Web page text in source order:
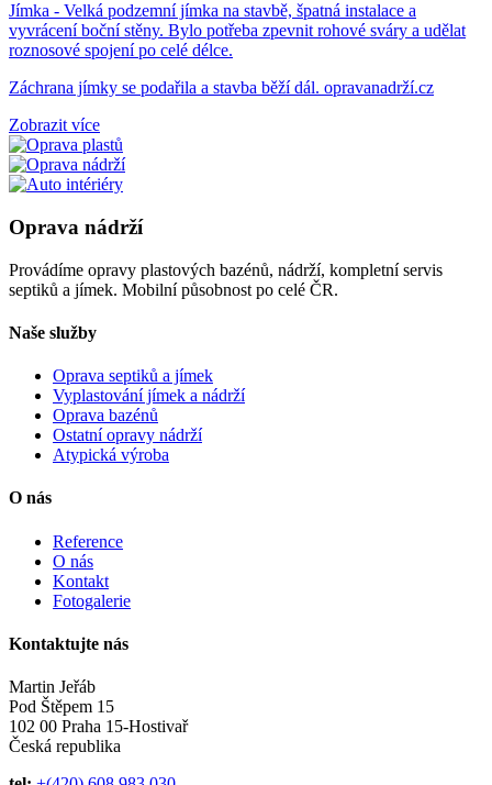
Jímka - Velká podzemní jímka na stavbě, špatná instalace a
vyvrácení boční stěny. Bylo potřeba zpevnit rohové sváry a udělat
roznosové spojení po celé délce.
Záchrana jímky se podařila a stavba běží dál. opravanadrží.cz
Zobrazit více
Oprava nádrží
Provádíme opravy plastových bazénů, nádrží, kompletní servis
septiků a jímek. Mobilní působnost po celé ČR.
Naše služby
Oprava septiků a jímek
Vyplastování jímek a nádrží
Oprava bazénů
Ostatní opravy nádrží
Atypická výroba
O nás
Reference
O nás
Kontakt
Fotogalerie
Kontaktujte nás
Martin Jeřáb
Pod Štěpem 15
102 00 Praha 15-Hostivař
Česká republika